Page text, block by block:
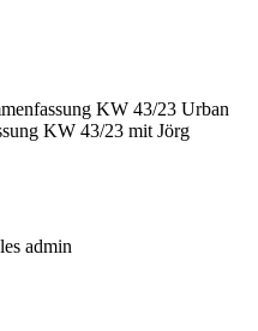
KW 43/23 Urban
KW 43/23 mit Jörg
admin